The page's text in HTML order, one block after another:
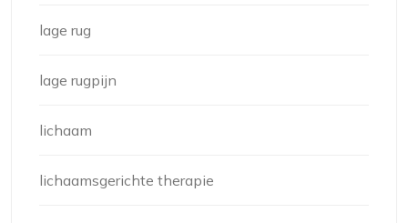
lage rug
lage rugpijn
lichaam
lichaamsgerichte therapie